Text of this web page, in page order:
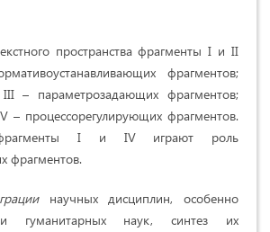
пространства фрагменты I и II
фрагментов;
– параметрозадающих фрагментов;
– процессорегулирующих фрагментов.
I и IV играют роль
фрагментов.
научных дисциплин, особенно
гуманитарных наук, синтез их